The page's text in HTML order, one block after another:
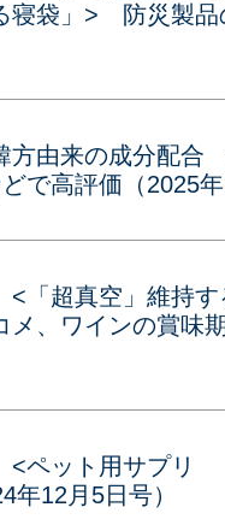
寝袋」> 防災製品
方由来の成分配
で高評価（2025年
<「超真空」維持
、ワインの賞味
<ペット用サプリ
年12月5日号）